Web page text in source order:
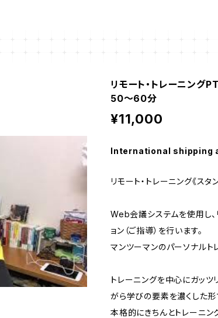
リモート・トレーニング
50～60分
¥11,000
International shipping
リモート・トレーニング《ス
Web会議システムを使用し、
ョン（ご指導）を行います。
マンツーマンのパーソナルト
トレーニングを中心にガッツ
がら学びの要素を濃くした形
本格的にきちんとトレーニ